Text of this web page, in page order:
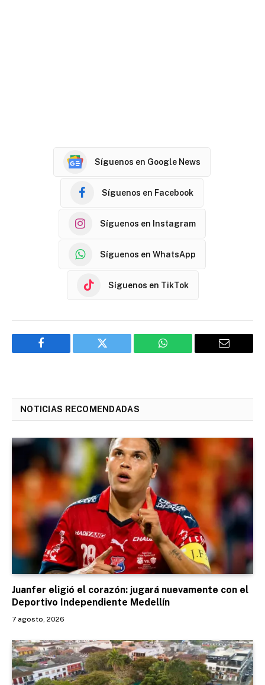
Síguenos en Google News
Síguenos en Facebook
Síguenos en Instagram
Síguenos en WhatsApp
Síguenos en TikTok
Facebook Twitter WhatsApp Email
NOTICIAS RECOMENDADAS
Juanfer eligió el corazón: jugará nuevamente con el
Deportivo Independiente Medellín
7 agosto, 2026